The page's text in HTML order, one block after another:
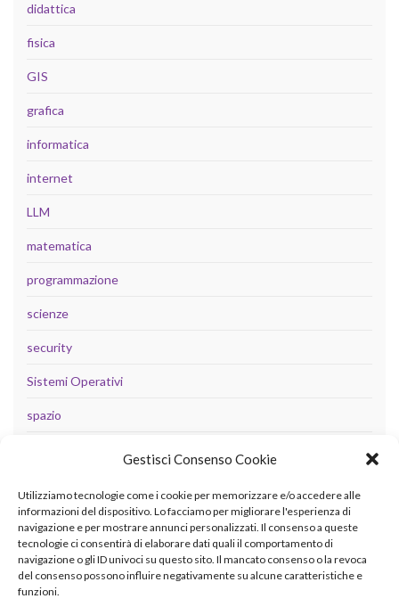
Gestisci Consenso Cookie
Utilizziamo tecnologie come i cookie per memorizzare e/o accedere alle
informazioni del dispositivo. Lo facciamo per migliorare l'esperienza di
navigazione e per mostrare annunci personalizzati. Il consenso a queste
tecnologie ci consentirà di elaborare dati quali il comportamento di
navigazione o gli ID univoci su questo sito. Il mancato consenso o la revoca
del consenso possono influire negativamente su alcune caratteristiche e
funzioni.
didattica
fisica
GIS
grafica
informatica
internet
LLM
matematica
programmazione
scienze
security
Sistemi Operativi
spazio
META
Accedi